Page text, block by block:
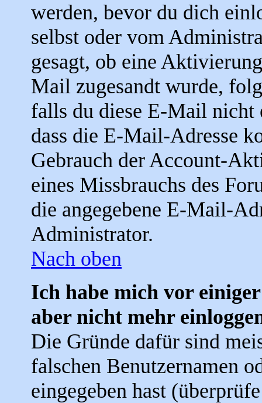
werden, bevor du dich
selbst oder vom
gesagt, ob eine
Mail zugesandt wurde,
falls du diese E-Mail nicht
dass die E-Mail-Adresse
Gebrauch der Account-
eines Missbrauchs des
die angegebene E-Mail-
Administrator.
Nach oben
Ich habe mich vor
aber nicht mehr
Die Gründe dafür sind
falschen Benutzernamen
eingegeben hast